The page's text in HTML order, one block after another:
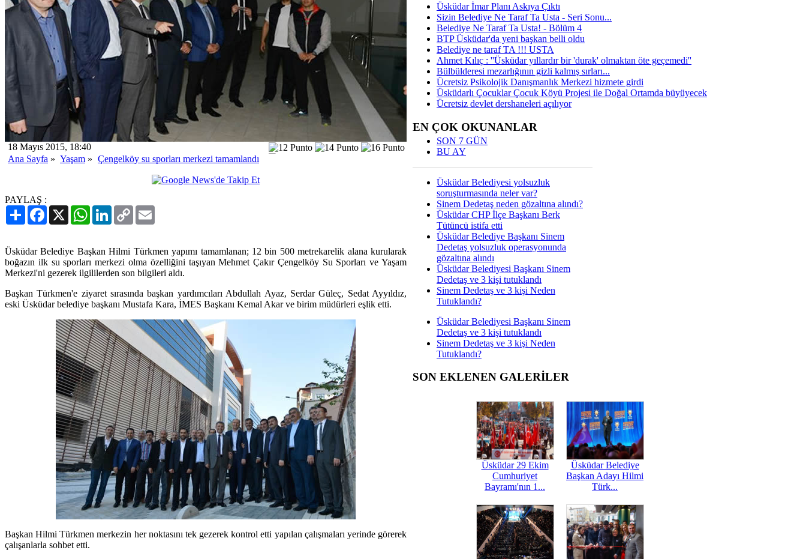
18 Mayıs 2015, 18:40
Ana Sayfa » Yaşam » Çengelköy su sporları merkezi tamamlandı
PAYLAŞ :
PaylaşFacebook
X WhatsAppLinkedIn
Copy
Link
Üsküdar Belediye Başkan Hilmi Türkmen yapımı tamamlanan; 12 bin 500 metrekarelik alana kurularak
boğazın ilk su sporları merkezi olma özelliğini taşıyan Mehmet Çakır Çengelköy Su Sporları ve Yaşam
Merkezi'ni gezerek ilgililerden son bilgileri aldı.
Başkan Türkmen'e ziyaret sırasında başkan yardımcıları Abdullah Ayaz, Serdar Güleç, Sedat Ayyıldız,
eski Üsküdar belediye başkanı Mustafa Kara, İMES Başkanı Kemal Akar ve birim müdürleri eşlik etti.
Başkan Hilmi Türkmen merkezin her noktasını tek gezerek kontrol etti yapılan çalışmaları yerinde görerek
çalışanlarla sohbet etti.
Üsküdar İmar Planı Askıya Çıktı
Sizin Belediye Ne Taraf Ta Usta - Seri Sonu...
Belediye Ne Taraf Ta Usta! - Bölüm 4
BTP Üsküdar'da yeni başkan belli oldu
Belediye ne taraf TA !!! USTA
Ahmet Kılıç : ''Üsküdar yıllardır bir 'durak' olmaktan öte geçemedi''
Bülbülderesi mezarlığının gizli kalmış sırları...
Ücretsiz Psikolojik Danışmanlık Merkezi hizmete girdi
Üsküdarlı Çocuklar Çocuk Köyü Projesi ile Doğal Ortamda büyüyecek
Ücretsiz devlet dershaneleri açılıyor
EN ÇOK OKUNANLAR
SON 7 GÜN
BU AY
Üsküdar Belediyesi yolsuzluk
soruşturmasında neler var?
Sinem Dedetaş neden gözaltına alındı?
Üsküdar CHP İlçe Başkanı Berk
Tütüncü istifa etti
Üsküdar Belediye Başkanı Sinem
Dedetaş yolsuzluk operasyonunda
gözaltına alındı
Üsküdar Belediyesi Başkanı Sinem
Dedetaş ve 3 kişi tutuklandı
Sinem Dedetaş ve 3 kişi Neden
Tutuklandı?
Üsküdar Belediyesi Başkanı Sinem
Dedetaş ve 3 kişi tutuklandı
Sinem Dedetaş ve 3 kişi Neden
Tutuklandı?
SON EKLENEN GALERİLER
Üsküdar 29 Ekim
Cumhuriyet
Bayramı'nın 1...
Üsküdar Belediye
Başkan Adayı Hilmi
Türk...